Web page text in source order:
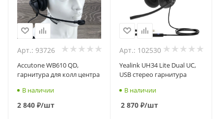
Арт.: 93726
Accutone WB610 QD,
гарнитура для колл центра
В наличии
2 840 ₽/шт
Арт.: 102530
Yealink UH34 Lite Dual UC,
USB стерео гарнитура
В наличии
2 870₽/шт